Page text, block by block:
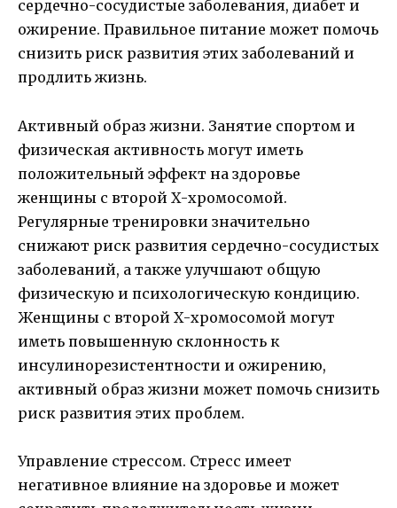
сердечно-сосудистые заболевания, диабет и
ожирение. Правильное питание может помочь
снизить риск развития этих заболеваний и
продлить жизнь.
Активный образ жизни. Занятие спортом и
физическая активность могут иметь
положительный эффект на здоровье
женщины с второй Х-хромосомой.
Регулярные тренировки значительно
снижают риск развития сердечно-сосудистых
заболеваний, а также улучшают общую
физическую и психологическую кондицию.
Женщины с второй Х-хромосомой могут
иметь повышенную склонность к
инсулинорезистентности и ожирению,
активный образ жизни может помочь снизить
риск развития этих проблем.
Управление стрессом. Стресс имеет
негативное влияние на здоровье и может